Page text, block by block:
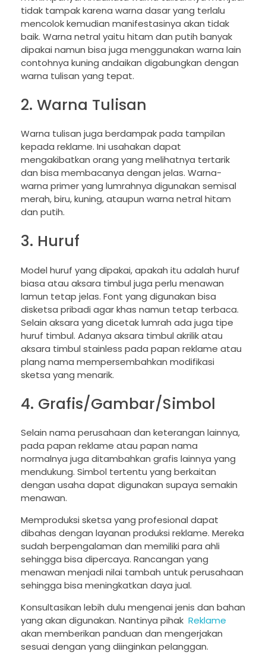
tidak tampak karena warna dasar yang terlalu
mencolok kemudian manifestasinya akan tidak
baik. Warna netral yaitu hitam dan putih banyak
dipakai namun bisa juga menggunakan warna lain
contohnya kuning andaikan digabungkan dengan
warna tulisan yang tepat.
2. Warna Tulisan
Warna tulisan juga berdampak pada tampilan
kepada reklame. Ini usahakan dapat
mengakibatkan orang yang melihatnya tertarik
dan bisa membacanya dengan jelas. Warna-
warna primer yang lumrahnya digunakan semisal
merah, biru, kuning, ataupun warna netral hitam
dan putih.
3. Huruf
Model huruf yang dipakai, apakah itu adalah huruf
biasa atau aksara timbul juga perlu menawan
lamun tetap jelas. Font yang digunakan bisa
disketsa pribadi agar khas namun tetap terbaca.
Selain aksara yang dicetak lumrah ada juga tipe
huruf timbul. Adanya aksara timbul akrilik atau
aksara timbul stainless pada papan reklame atau
plang nama mempersembahkan modifikasi
sketsa yang menarik.
4. Grafis/Gambar/Simbol
Selain nama perusahaan dan keterangan lainnya,
pada papan reklame atau papan nama
normalnya juga ditambahkan grafis lainnya yang
mendukung. Simbol tertentu yang berkaitan
dengan usaha dapat digunakan supaya semakin
menawan.
Memproduksi sketsa yang profesional dapat
dibahas dengan layanan produksi reklame. Mereka
sudah berpengalaman dan memiliki para ahli
sehingga bisa dipercaya. Rancangan yang
menawan menjadi nilai tambah untuk perusahaan
sehingga bisa meningkatkan daya jual.
Konsultasikan lebih dulu mengenai jenis dan bahan
yang akan digunakan. Nantinya pihak Reklame
akan memberikan panduan dan mengerjakan
sesuai dengan yang diinginkan pelanggan.